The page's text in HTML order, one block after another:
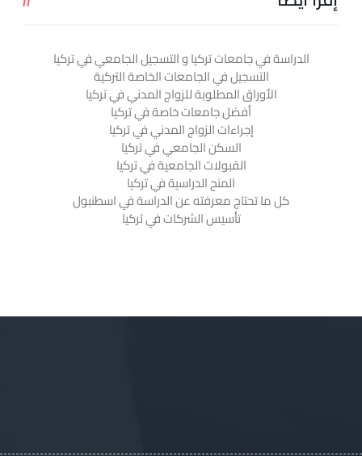
الدراسة في جامعات تركيا و التسجيل الجامعي في تركيا
التسجيل في الجامعات الخاصة التركية
الأوراق المطلوبة للزواج المدني في تركيا
أفضل جامعات خاصة في تركيا
إجراءات الزواج المدني في تركيا
السكن الجامعي في تركيا
القبولات الجامعية في تركيا
المنح الدراسية في تركيا
كل ما تحتاج معرفته عن الدراسة في اسطنبول
تأسيس الشركات في تركيا